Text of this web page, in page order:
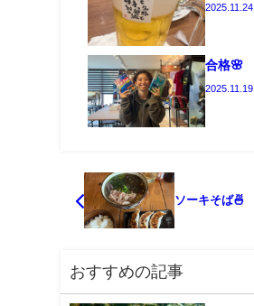
2025.11.24
合格🌸
2025.11.19
ソーキそば🍜
おすすめの記事